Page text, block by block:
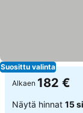
Suosittu valinta
Alkaen 182 €
Näytä hinnat 15